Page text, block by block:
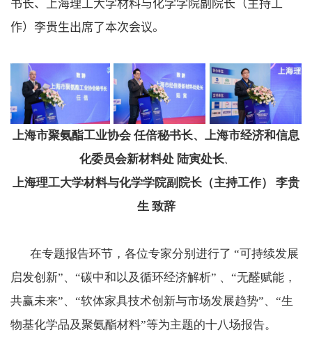
书长、上海理工大学材料与化学学院副院长（主持工
作）李贵生出席了本次会议。
上海市聚氨酯工业协会 任倍秘书长、上海市经济和信息
化委员会新材料处 陆寅处长、
上海理工大学材料与化学学院副院长（主持工作） 李贵
生 致辞
在专题报告环节，各位专家分别进行了 “可持续发展
启发创新”、“碳中和以及循环经济解析” 、“无醛赋能，
共赢未来”、“软体家具技术创新与市场发展趋势”、“生
物基化学品及聚氨酯材料”等为主题的十八场报告。